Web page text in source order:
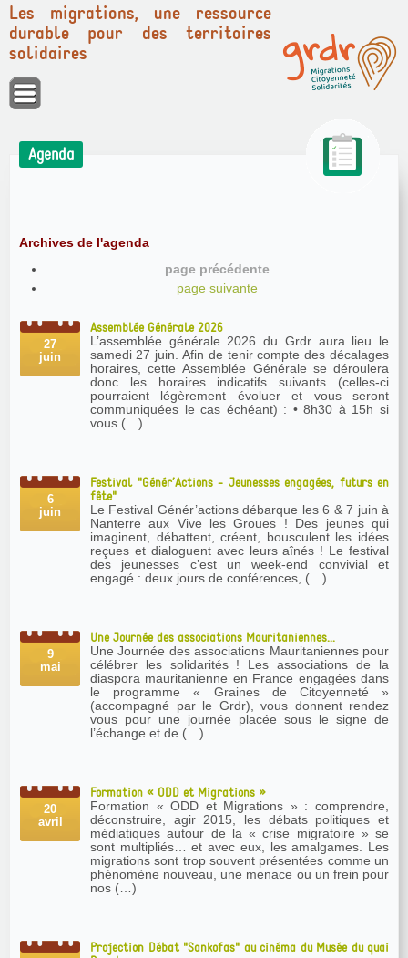
Panneau de gestion des cookies
Les migrations, une ressource
durable pour des territoires
solidaires
Agenda
Archives de l'agenda
page précédente
page suivante
27
juin
Assemblée Générale 2026
L’assemblée générale 2026 du Grdr aura lieu le
samedi 27 juin. Afin de tenir compte des décalages
horaires, cette Assemblée Générale se déroulera
donc les horaires indicatifs suivants (celles-ci
pourraient légèrement évoluer et vous seront
communiquées le cas échéant) : • 8h30 à 15h si
vous (…)
6
juin
Festival "Génér’Actions - Jeunesses engagées, futurs en
fête"
Le Festival Génér’actions débarque les 6 & 7 juin à
Nanterre aux Vive les Groues ! Des jeunes qui
imaginent, débattent, créent, bousculent les idées
reçues et dialoguent avec leurs aînés ! Le festival
des jeunesses c’est un week-end convivial et
engagé : deux jours de conférences, (…)
9
mai
Une Journée des associations Mauritaniennes...
Une Journée des associations Mauritaniennes pour
célébrer les solidarités ! Les associations de la
diaspora mauritanienne en France engagées dans
le programme « Graines de Citoyenneté »
(accompagné par le Grdr), vous donnent rendez
vous pour une journée placée sous le signe de
l’échange et de (…)
20
avril
Formation « ODD et Migrations »
Formation « ODD et Migrations » : comprendre,
déconstruire, agir 2015, les débats politiques et
médiatiques autour de la « crise migratoire » se
sont multipliés… et avec eux, les amalgames. Les
migrations sont trop souvent présentées comme un
phénomène nouveau, une menace ou un frein pour
nos (…)
Projection Débat "Sankofas" au cinéma du Musée du quai